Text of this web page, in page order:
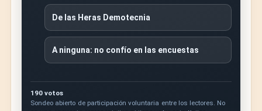
De las Heras Demotecnia
A ninguna: no confío en las encuestas
190 votos
Sondeo abierto de participación voluntaria entre los lectores. No